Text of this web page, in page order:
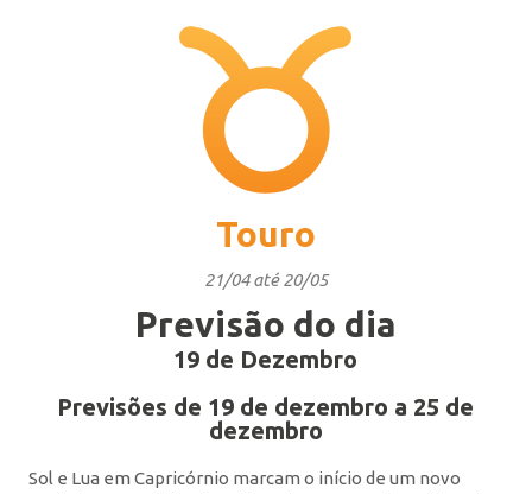
Touro
21/04 até 20/05
Previsão do dia
19 de Dezembro
Previsões de 19 de dezembro a 25 de
dezembro
Sol e Lua em Capricórnio marcam o início de um novo